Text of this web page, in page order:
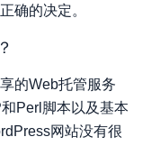
确的决定。
的Web托管服务
Perl脚本以及基本
网站没有很